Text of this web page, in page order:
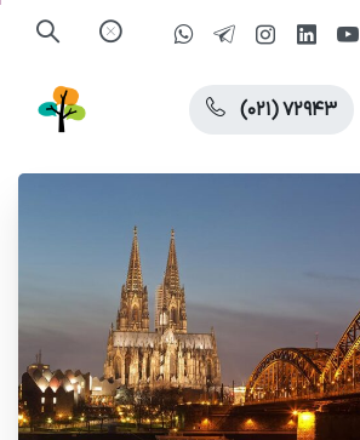
(۰۲۱) ۷۲۹۴۳